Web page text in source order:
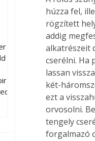
új,
Okoselőfizetés
A Laptapiron
Ezermester, az
Extra és az
Timer lapszámai,
visszamenőleg is! A
innovatív, praktikus
megoldás a
magazinok digitális
számítógépen,
vagy táblagépen.
húzza fel,
rögzített
addig
alkatrészeit
cserélni. Ha
lassan
két-
ezt a
orvosolni.
tengely
forgalmazó